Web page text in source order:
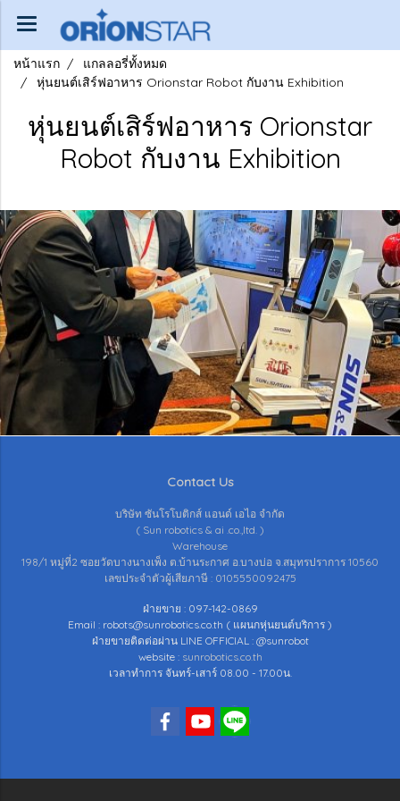
หน้าแรก
แกลลอรี่ทั้งหมด
หุ่นยนต์เสิร์ฟอาหาร Orionstar Robot กับงาน Exhibition
หุ่นยนต์เสิร์ฟอาหาร Orionstar
Robot กับงาน Exhibition
Contact Us
บริษัท ซันโรโบติกส์ แอนด์ เอไอ จำกัด
( Sun robotics & ai .co.,ltd. )
Warehouse
198/1 หมู่ที่2 ซอยวัดบางนางเพ็ง ต.บ้านระกาศ อ.บางบ่อ จ.สมุทรปราการ 10560
เลขประจำตัวผู้เสียภาษี : 0105550092475
ฝ่ายขาย : 097-142-0869
Email : robots@sunrobotics.co.th ( แผนกหุ่นยนต์บริการ )
ฝ่ายขายติดต่อผ่าน LINE OFFICIAL : @sunrobot
website : sunrobotics.co.th
เวลาทำการ จันทร์-เสาร์ 08.00 - 17.00น.